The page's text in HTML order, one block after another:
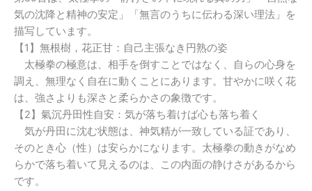
気の沈降と精神の安定」「無言のうちに伝わる深い理法」を
描写しています。
【1】無根樹，花正甘：自己主張なき円熟の姿
太極拳の極意は、相手を倒すことではなく、自らの心身を
調え、無理なく自在に動くことにあります。甘やかに咲く花
は、強さよりも深さと柔らかさの象徴です。
【2】氣沉丹田性自安：気が落ち着けば心も落ち着く
気が丹田に沈む状態は、神気精が一致している証であり、
そのとき心（性）は安らかになります。太極拳の動きがなめ
らかで落ち着いて見えるのは、この内面の静けさがあるから
です。